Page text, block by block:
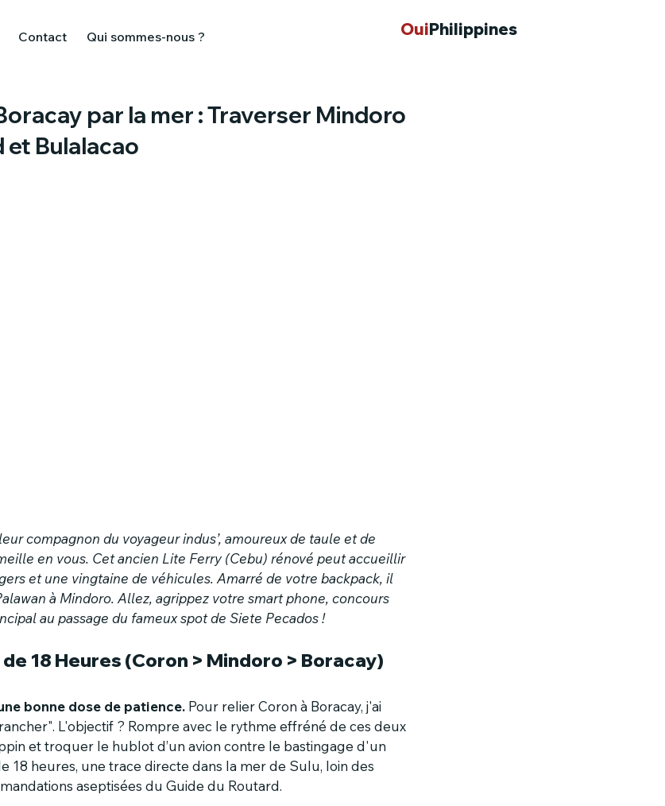
Contact Qui sommes-nous ? OuiPhilippines
par la mer : Traverser Mindoro
et Bulalacao
compagnon du voyageur indus’, amoureux de taule et de
en vous. Cet ancien Lite Ferry (Cebu) rénové peut accueillir
et une vingtaine de véhicules. Amarré de votre backpack, il
à Mindoro. Allez, agrippez votre smart phone, concours
au passage du fameux spot de Siete Pecados !
18 Heures (Coron > Mindoro > Boracay)
bonne dose de patience. Pour relier Coron à Boracay, j'ai
L'objectif ? Rompre avec le rythme effréné de ces deux
et troquer le hublot d’un avion contre le bastingage d'un
18 heures, une trace directe dans la mer de Sulu, loin des
aseptisées du Guide du Routard.